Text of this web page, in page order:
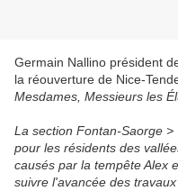
Germain Nallino président
la réouverture de Nice-
Mesdames, Messieurs les
La section Fontan-Saorge
pour les résidents des
causés par la tempête Alex
suivre l'avancée des